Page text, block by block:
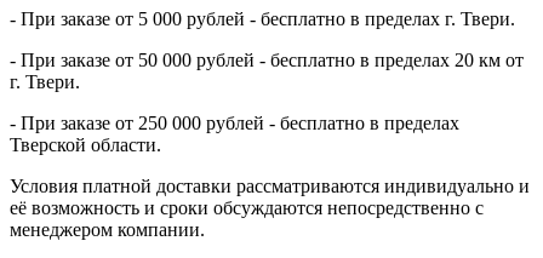
- При заказе от 5 000 рублей - бесплатно в пределах г. Твери.
- При заказе от 50 000 рублей - бесплатно в пределах 20 км от
г. Твери.
- При заказе от 250 000 рублей - бесплатно в пределах
Тверской области.
Условия платной доставки рассматриваются индивидуально и
её возможность и сроки обсуждаются непосредственно с
менеджером компании.